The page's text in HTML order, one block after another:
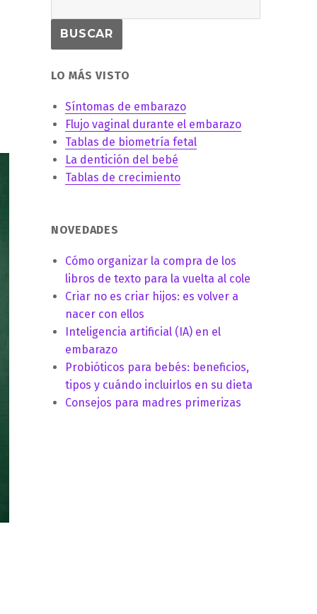
LO MÁS VISTO
Síntomas de embarazo
Flujo vaginal durante el embarazo
Tablas de biometría fetal
La dentición del bebé
Tablas de crecimiento
NOVEDADES
Cómo organizar la compra de los
libros de texto para la vuelta al cole
Criar no es criar hijos: es volver a
nacer con ellos
Inteligencia artificial (IA) en el
embarazo
Probióticos para bebés: beneficios,
tipos y cuándo incluirlos en su dieta
Consejos para madres primerizas